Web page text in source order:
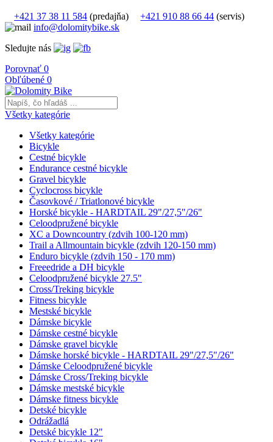
+421 37 38 11 584 (predajňa) +421 910 88 66 44 (servis)
info@dolomitybike.sk
Sledujte nás
Porovnať 0
Obľúbené 0
Všetky kategórie
Všetky kategórie
Bicykle
Cestné bicykle
Endurance cestné bicykle
Gravel bicykle
Cyclocross bicykle
Časovkové / Triatlonové bicykle
Horské bicykle - HARDTAIL 29"/27,5"/26"
Celoodpružené bicykle
XC a Downcountry (zdvih 100-120 mm)
Trail a Allmountain bicykle (zdvih 120-150 mm)
Enduro bicykle (zdvih 150 - 170 mm)
Freeedride a DH bicykle
Celoodpružené bicykle 27.5"
Cross/Treking bicykle
Fitness bicykle
Mestské bicykle
Dámske bicykle
Dámske cestné bicykle
Dámske gravel bicykle
Dámske horské bicykle - HARDTAIL 29"/27,5"/26"
Dámske Celoodpružené bicykle
Dámske Cross/Treking bicykle
Dámske mestské bicykle
Dámske fitness bicykle
Detské bicykle
Odrážadlá
Detské bicykle 12"